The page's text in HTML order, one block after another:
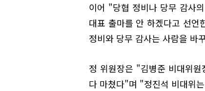
이어 "당협 정비나 당무 감사
대표 출마를 안 하겠다고 선
정비와 당무 감사는 사람을 바
정 위원장은 "김병준 비대위
다 마쳤다"며 "정진석 비대위